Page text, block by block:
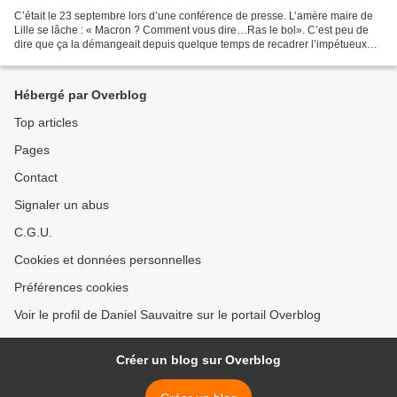
C’était le 23 septembre lors d’une conférence de presse. L’amère maire de
Lille se lâche : « Macron ? Comment vous dire…Ras le bol». C’est peu de
dire que ça la démangeait depuis quelque temps de recadrer l’impétueux
Hébergé par Overblog
Top articles
Pages
Contact
Signaler un abus
C.G.U.
Cookies et données personnelles
Préférences cookies
Voir le profil de Daniel Sauvaitre sur le portail Overblog
Créer un blog sur Overblog